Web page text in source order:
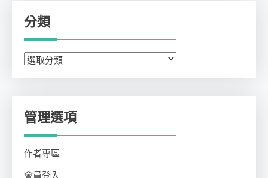
分類
分
管理選項
作者專區
會員登入